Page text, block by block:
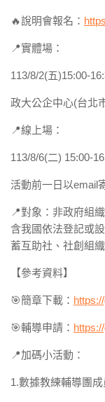
🔥說明會報名：
📍實體場：
113/8/2(五)15:00-
政大公企中心(台北
📍線上場：
113/8/6(二) 15:00-
活動前一日以email
📍對象：非政府組
含我國依法登記或
蓄互助社、社創組
【參考資料】
🎯簡章下載：
🎯輔導申請：
📍加碼小活動：
1.數據教練輔導團